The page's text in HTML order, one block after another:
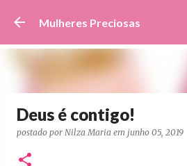
Pular para o
Mulheres Preciosas
Deus é contigo!
postado por Nilza Maria em junho 05, 2019